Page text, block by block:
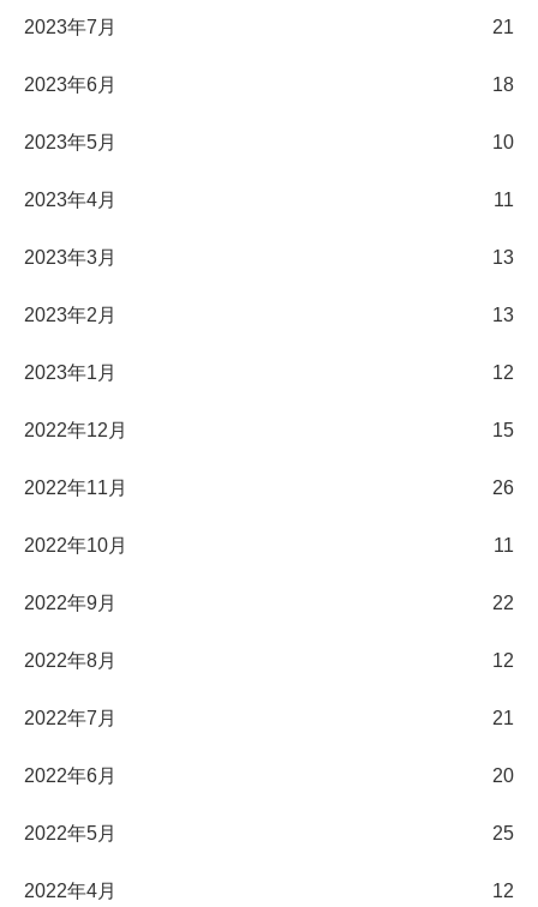
2023年7月 21
2023年6月 18
2023年5月 10
2023年4月 11
2023年3月 13
2023年2月 13
2023年1月 12
2022年12月 15
2022年11月 26
2022年10月 11
2022年9月 22
2022年8月 12
2022年7月 21
2022年6月 20
2022年5月 25
2022年4月 12